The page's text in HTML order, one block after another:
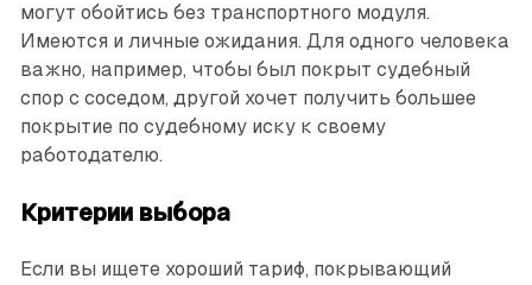
могут обойтись без транспортного модуля.
Имеются и личные ожидания. Для одного человека
важно, например, чтобы был покрыт судебный
спор с соседом, другой хочет получить большее
покрытие по судебному иску к своему
работодателю.
Критерии выбора
Если вы ищете хороший тариф, покрывающий